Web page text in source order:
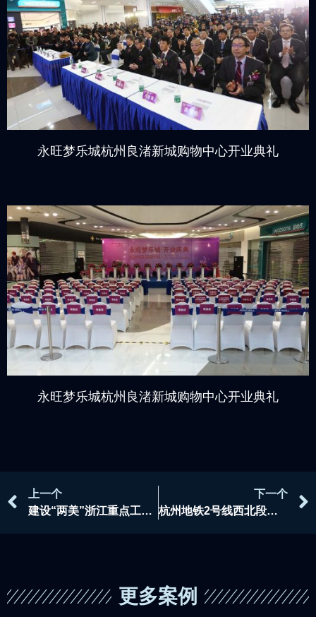
永旺梦乐城杭州良渚新城购物中心开业典礼
永旺梦乐城杭州良渚新城购物中心开业典礼
上一个
建设“两美”浙江重点工程立功竞赛启动仪式
下一个
杭州地铁2号线西北段通车仪式暨杭州地铁在建工程“立功竞赛”活动启动仪式
更多案例